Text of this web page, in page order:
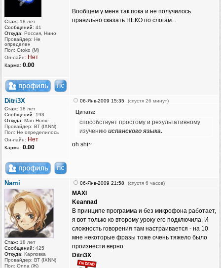
Стаж: 18 лет
Сообщений: 41
Откуда: Россия, Нино
Провайдер: Не
определен
Пол: Otoko (M)
Он-лайн: Нет
Карма: 0.00
Вообщем у меня так пока и не получилось
правильно сказать НЕКО по слогам...
Ditri3X
Стаж: 18 лет
Сообщений: 193
Откуда: Man Home
Провайдер: ВТ (IXNN)
Пол: Не определилось
Он-лайн: Нет
Карма: 0.00
06-Янв-2009 15:35 (спустя 26 минут)
Цитата:
способствует простому и результативному
изучениюиспанского языка.
oh shi~
Nami
Стаж: 18 лет
Сообщений: 425
Откуда: Карповка
Провайдер: ВТ (IXNN)
Пол: Onna (Ж)
06-Янв-2009 21:58 (спустя 6 часов)
MAXI
Keannad
В принципе программа и без микрофона работает,
я вот только ко второму уроку его подключила. И
сложность говорения там настраивается - на 10
мне некоторые фразы тоже очень тяжело было
произнести верно.
Ditri3X